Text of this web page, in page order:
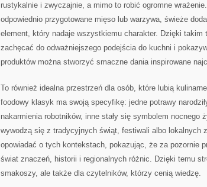
rustykalnie i zwyczajnie, a mimo to robić ogromne
odpowiednio przygotowane mięso lub warzywa, świeże
element, który nadaje wszystkiemu charakter. Dzięki takim
zachęcać do odważniejszego podejścia do kuchni i
produktów można stworzyć smaczne dania inspirowane
To również idealna przestrzeń dla osób, które lubią
foodowy klasyk ma swoją specyfikę: jedne potrawy
nakarmienia robotników, inne stały się symbolem nocnego
wywodzą się z tradycyjnych świąt, festiwali albo lokalnych
opowiadać o tych kontekstach, pokazując, że za pozornie
świat znaczeń, historii i regionalnych różnic. Dzięki temu
smakoszy, ale także dla czytelników, którzy cenią wiedzę.